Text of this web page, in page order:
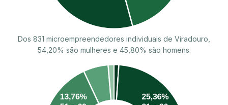
Dos 831 microempreendedores individuais de Viradouro,
54,20% são mulheres e 45,80% são homens.